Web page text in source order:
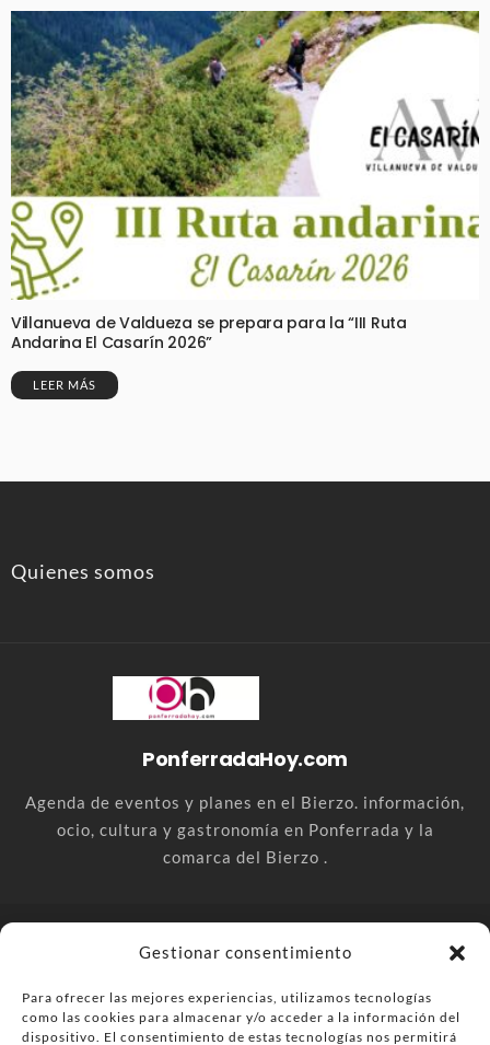
Gestionar consentimiento
Para ofrecer las mejores experiencias, utilizamos tecnologías
como las cookies para almacenar y/o acceder a la información del
dispositivo. El consentimiento de estas tecnologías nos permitirá
Villanueva de Valdueza se prepara para la “III Ruta
Andarina El Casarín 2026”
LEER MÁS
Quienes somos
PonferradaHoy.com
Agenda de eventos y planes en el Bierzo. información,
ocio, cultura y gastronomía en Ponferrada y la
comarca del Bierzo .
comarca del Bierzo
Anúnciate
Más información sobre las cookies
Envía tu negocio
Contacta Política de privacidad